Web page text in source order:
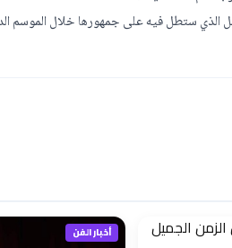
الذي ستطل فيه على جمهورها خلال الموسم
أخبار الفن